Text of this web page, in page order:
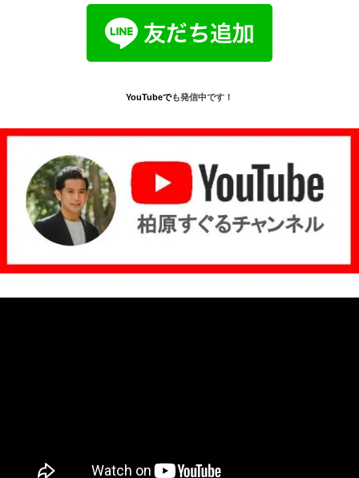
YouTubeでも発信中です！